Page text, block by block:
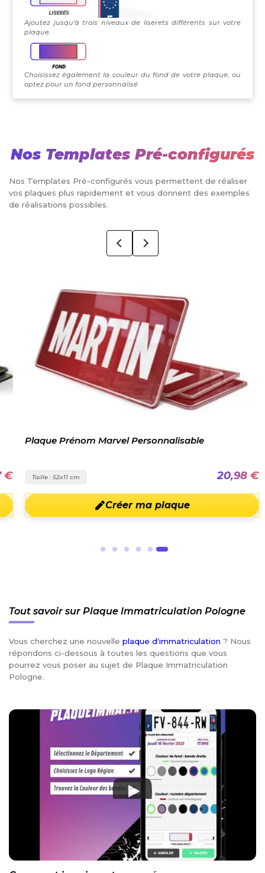
Ajoutez jusqu'à trois niveaux de liserets différents sur votre
plaque.
Choisissez également la couleur du fond de votre plaque, ou
optez pour un fond personnalisé
Nos Templates Pré-configurés
Nos Templates Pré-configurés vous permettent de réaliser
vos plaques plus rapidement et vous donnent des exemples
de réalisations possibles.
€
Plaque Prénom Marvel Personnalisable
Taille : 52x11 cm 20,98 €
Créer ma plaque
Tout savoir sur Plaque Immatriculation Pologne
Vous cherchez une nouvelle plaque d'immatriculation ? Nous
répondons ci-dessous à toutes les questions que vous
pourrez vous poser au sujet de Plaque Immatriculation
Pologne.